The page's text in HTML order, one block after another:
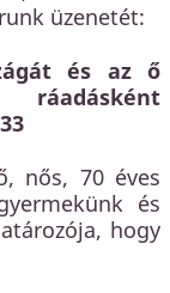
üzenetét:
és az ő
nős, 70 éves
és
hogy